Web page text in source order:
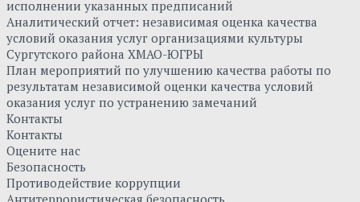
исполнении указанных предписаний
Аналитический отчет: независимая оценка качества
условий оказания услуг организациями культуры
Сургутского района ХМАО-ЮГРЫ
План мероприятий по улучшению качества работы по
результатам независимой оценки качества условий
оказания услуг по устранению замечаний
Контакты
Контакты
Оцените нас
Безопасность
Противодействие коррупции